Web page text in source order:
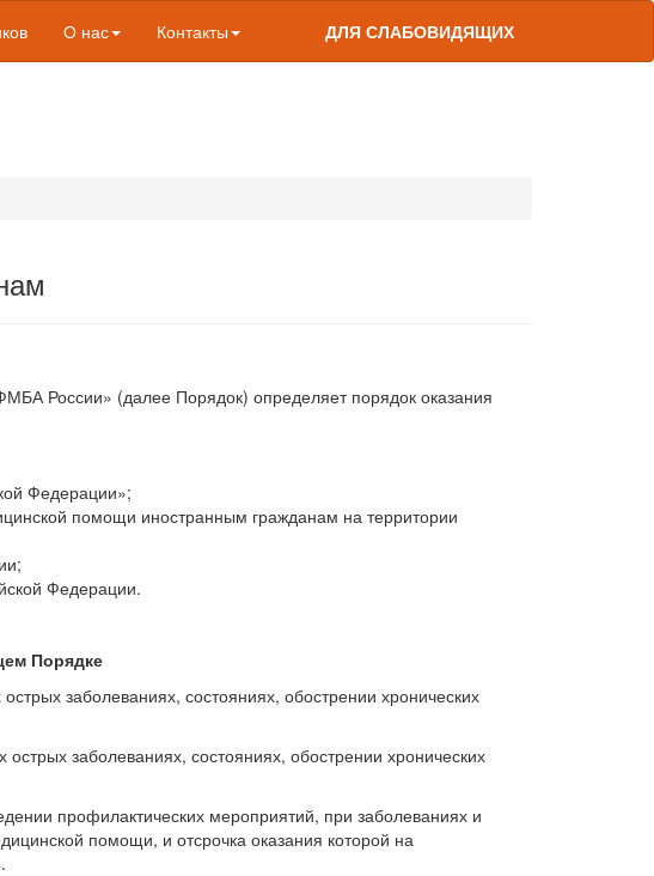
О нас Контакты ДЛЯ СЛАБОВИДЯЩИХ
России» (далее Порядок) определяет порядок оказания
Федерации»;
помощи иностранным гражданам на территории
Федерации.
Порядке
заболеваниях, состояниях, обострении хронических
заболеваниях, состояниях, обострении хронических
профилактических мероприятий, при заболеваниях и
помощи, и отсрочка оказания которой на